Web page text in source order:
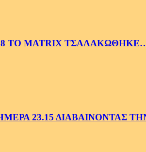
MATRIX
23.15 ΔΙΑΒΑΙΝΟΝΤΑΣ